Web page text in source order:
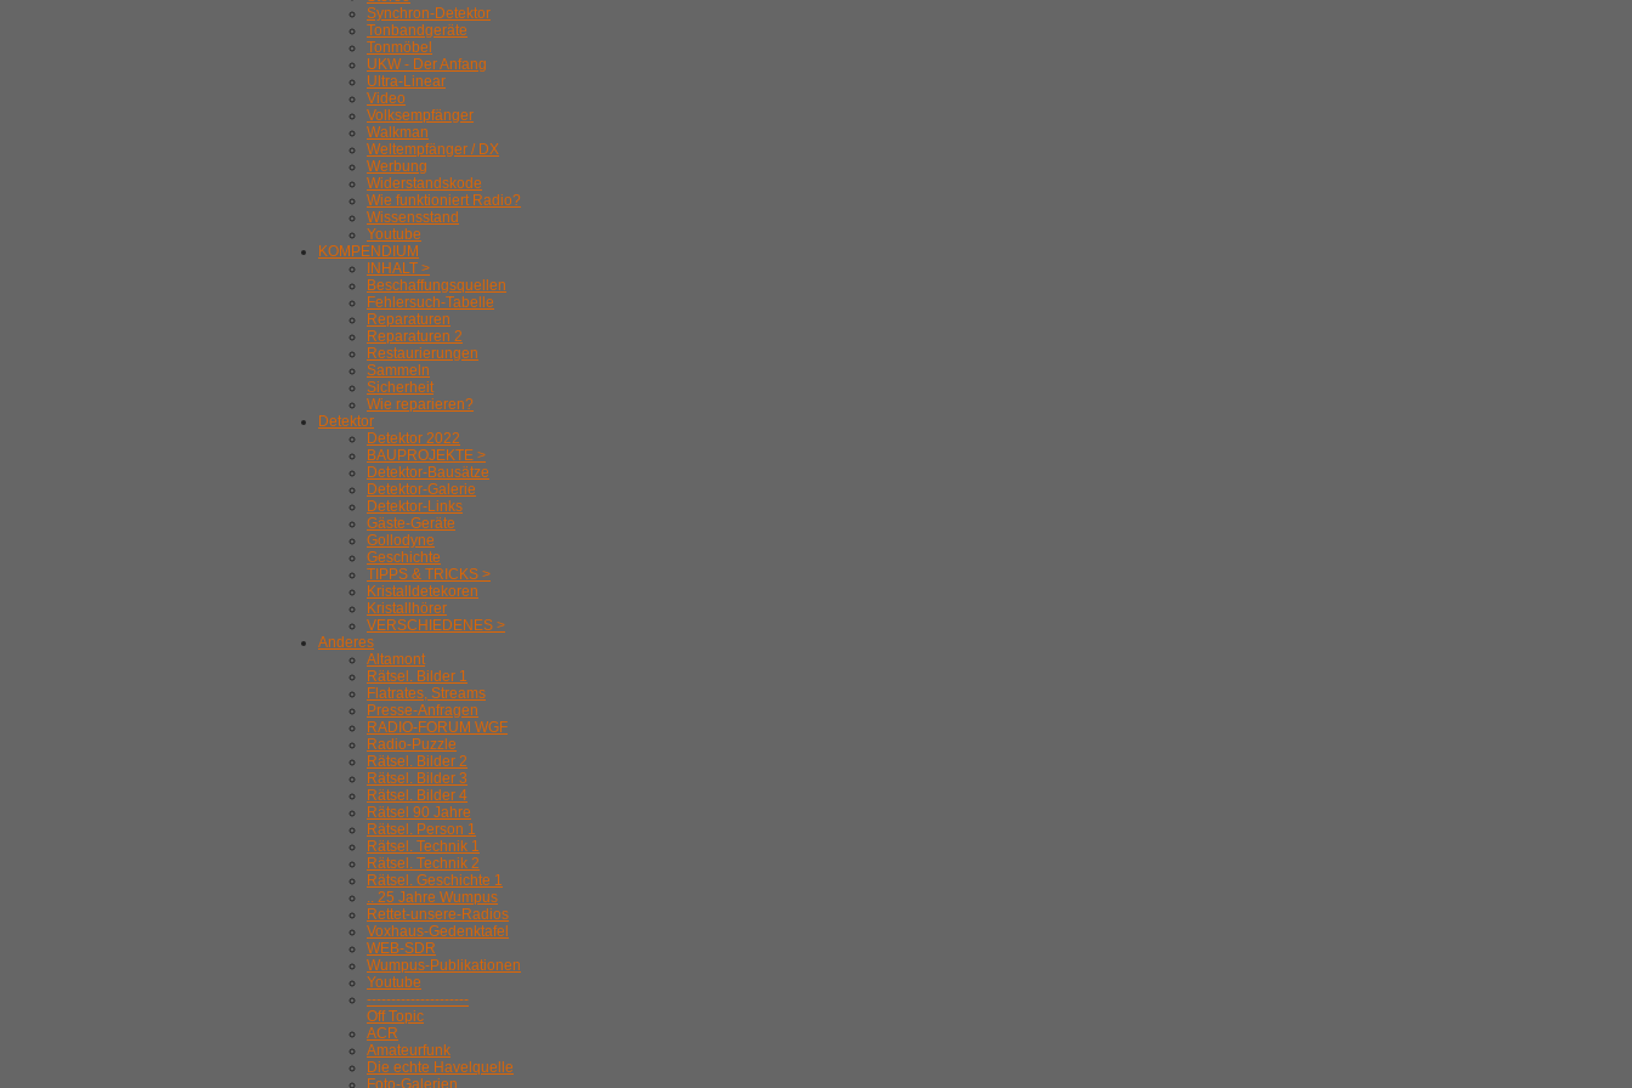
Synchron-Detektor
Tonbandgeräte
Tonmöbel
UKW - Der Anfang
Ultra-Linear
Video
Volksempfänger
Walkman
Weltempfänger / DX
Werbung
Widerstandskode
Wie funktioniert Radio?
Wissensstand
Youtube
KOMPENDIUM
INHALT >
Beschaffungsquellen
Fehlersuch-Tabelle
Reparaturen
Reparaturen 2
Restaurierungen
Sammeln
Sicherheit
Wie reparieren?
Detektor
Detektor 2022
BAUPROJEKTE >
Detektor-Bausätze
Detektor-Galerie
Detektor-Links
Gäste-Geräte
Gollodyne
Geschichte
TIPPS & TRICKS >
Kristalldetekoren
Kristallhörer
VERSCHIEDENES >
Anderes
Altamont
Rätsel. Bilder 1
Flatrates, Streams
Presse-Anfragen
RADIO-FORUM WGF
Radio-Puzzle
Rätsel. Bilder 2
Rätsel. Bilder 3
Rätsel. Bilder 4
Rätsel 90 Jahre
Rätsel. Person 1
Rätsel. Technik 1
Rätsel. Technik 2
Rätsel. Geschichte 1
.. 25 Jahre Wumpus
Rettet-unsere-Radios
Voxhaus-Gedenktafel
WEB-SDR
Wumpus-Publikationen
Youtube
---------------------
Off Topic
ACR
Amateurfunk
Die echte Havelquelle
Foto-Galerien